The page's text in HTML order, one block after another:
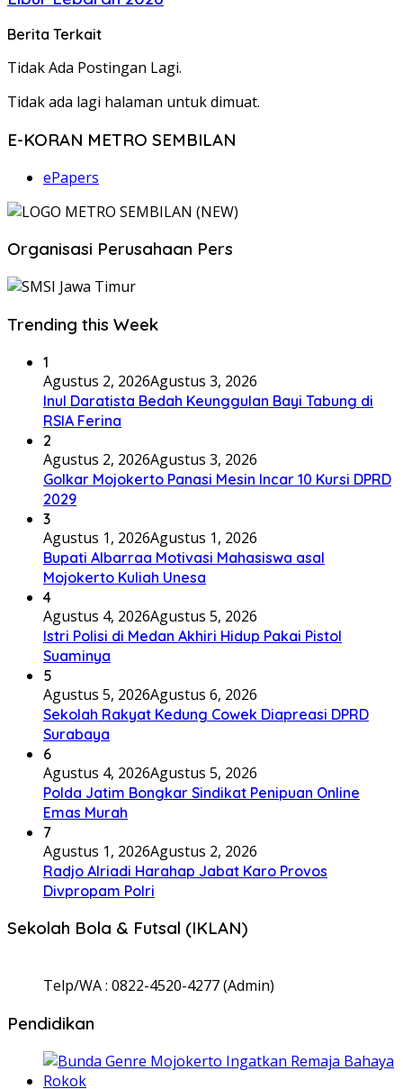
Berita Terkait
Tidak Ada Postingan Lagi.
Tidak ada lagi halaman untuk dimuat.
E-KORAN METRO SEMBILAN
ePapers
Organisasi Perusahaan Pers
Trending this Week
1
Agustus 2, 2026Agustus 3, 2026
Inul Daratista Bedah Keunggulan Bayi Tabung di
RSIA Ferina
2
Agustus 2, 2026Agustus 3, 2026
Golkar Mojokerto Panasi Mesin Incar 10 Kursi DPRD
2029
3
Agustus 1, 2026Agustus 1, 2026
Bupati Albarraa Motivasi Mahasiswa asal
Mojokerto Kuliah Unesa
4
Agustus 4, 2026Agustus 5, 2026
Istri Polisi di Medan Akhiri Hidup Pakai Pistol
Suaminya
5
Agustus 5, 2026Agustus 6, 2026
Sekolah Rakyat Kedung Cowek Diapreasi DPRD
Surabaya
6
Agustus 4, 2026Agustus 5, 2026
Polda Jatim Bongkar Sindikat Penipuan Online
Emas Murah
7
Agustus 1, 2026Agustus 2, 2026
Radjo Alriadi Harahap Jabat Karo Provos
Divpropam Polri
Sekolah Bola & Futsal (IKLAN)
Telp/WA : 0822-4520-4277 (Admin)
Pendidikan